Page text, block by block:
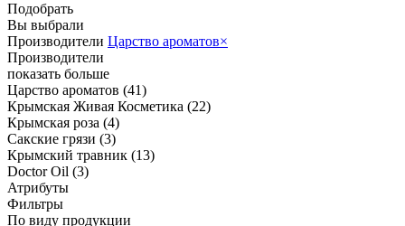
Подобрать
Вы выбрали
Производители Царство ароматов×
Производители
показать больше
Царство ароматов (41)
Крымская Живая Косметика (22)
Крымская роза (4)
Сакские грязи (3)
Крымский травник (13)
Doctor Oil (3)
Атрибуты
Фильтры
По виду продукции